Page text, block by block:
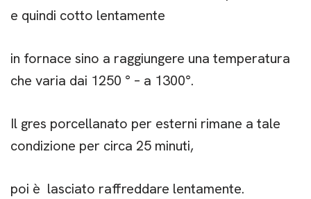
e quindi cotto lentamente
in fornace sino a raggiungere una temperatura
che varia dai 1250 ° – a 1300°.
Il gres porcellanato per esterni rimane a tale
condizione per circa 25 minuti,
poi è lasciato raffreddare lentamente.